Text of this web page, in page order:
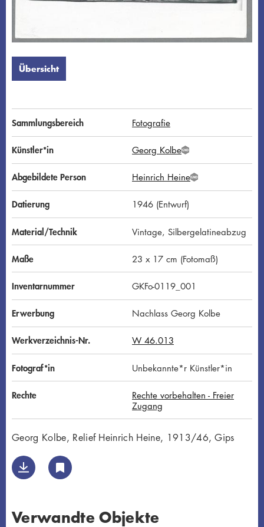
Übersicht
Sammlungsbereich Fotografie
Künstler*in Georg KolbeG
N
D
Abgebildete Person Heinrich HeineG
N
Datierung 1946 (Entwurf)
Material/Technik Vintage, Silbergelatineabzug
Maße 23 x 17 cm (Fotomaß)
Inventarnummer GKFo-0119_001
Erwerbung Nachlass Georg Kolbe
Werkverzeichnis-Nr. W 46.013
Fotograf*in Unbekannte*r Künstler*in
Rechte
Rechte vorbehalten - Freier
Zugang
Georg Kolbe, Relief Heinrich Heine, 1913/46, Gips
Verwandte Objekte